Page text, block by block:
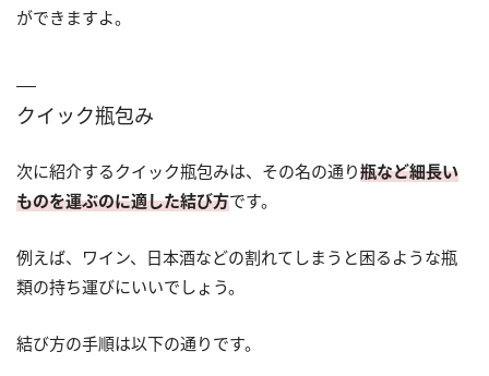
ができますよ。
クイック瓶包み
次に紹介するクイック瓶包みは、その名の通り瓶など細長い
ものを運ぶのに適した結び方です。
例えば、ワイン、日本酒などの割れてしまうと困るような瓶
類の持ち運びにいいでしょう。
結び方の手順は以下の通りです。